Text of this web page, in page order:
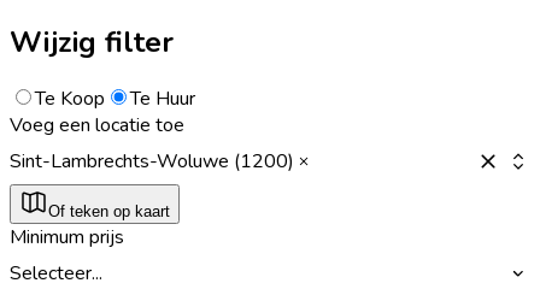
Wijzig filter
Te Koop
Te Huur
Voeg een locatie toe
Sint-Lambrechts-Woluwe (1200)
Of teken op kaart
Minimum prijs
Selecteer...